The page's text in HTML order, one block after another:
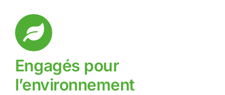
Engagés pour
l’environnement